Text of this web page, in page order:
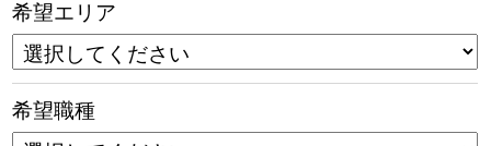
希望エリア
希望職種